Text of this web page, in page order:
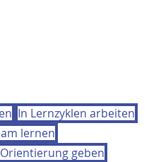
In Lernzyklen arbeiten
lernen
Orientierung geben